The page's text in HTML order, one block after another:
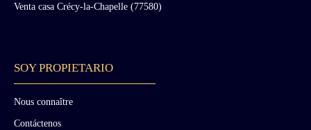
Venta casa Crécy-la-Chapelle (77580)
SOY PROPIETARIO
Nous connaître
Contáctenos